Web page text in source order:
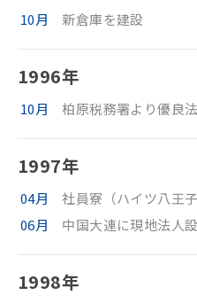
10月 新倉庫を建設
1996年
10月 柏原税務署より優良
1997年
04月
社員寮（ハイツ八王
06月
中国大連に現地法人
1998年